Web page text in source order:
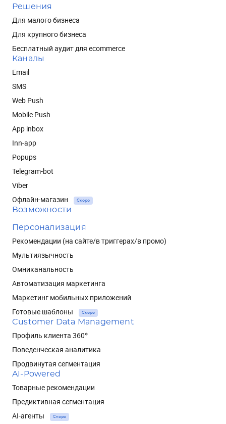
Решения
Для малого бизнеса
Для крупного бизнеса
Бесплатный аудит для ecommerce
Каналы
Email
SMS
Web Push
Mobile Push
App inbox
Inn-app
Popups
Telegram-bot
Viber
Офлайн-магазин
Скоро
Возможности
Персонализация
Рекомендации (на сайте/в триггерах/в промо)
Мультиязычность
Омниканальность
Автоматизация маркетинга
Маркетинг мобильных приложений
Готовые шаблоны
Скоро
Customer Data Management
Профиль клиента 360°
Поведенческая аналитика
Продвинутая сегментация
AI-Powered
Товарные рекомендации
Предиктивная сегментация
AI-агенты
Скоро